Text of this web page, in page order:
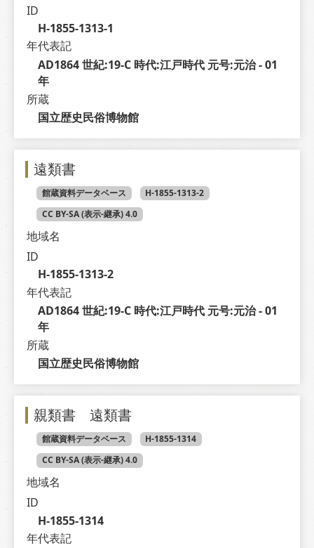
ID
H-1855-1313-1
年代表記
AD1864 世紀:19-C 時代:江戸時代 元号:元治 - 01
年
所蔵
国立歴史民俗博物館
遠類書
館蔵資料データベース
H-1855-1313-2
CC BY-SA (表示-継承) 4.0
地域名
ID
H-1855-1313-2
年代表記
AD1864 世紀:19-C 時代:江戸時代 元号:元治 - 01
年
所蔵
国立歴史民俗博物館
親類書 遠類書
館蔵資料データベース
H-1855-1314
CC BY-SA (表示-継承) 4.0
地域名
ID
H-1855-1314
年代表記